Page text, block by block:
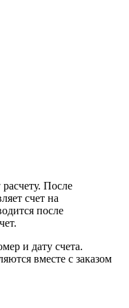
После
счет на
после
и дату счета.
вместе с заказом